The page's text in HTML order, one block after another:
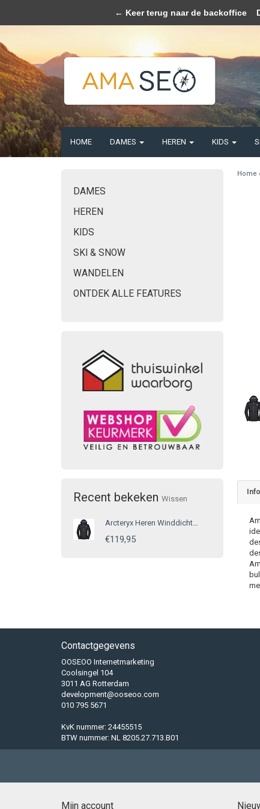
HOME DAMES HEREN KIDS
DAMES
HEREN
KIDS
SKI & SNOW
WANDELEN
ONTDEK ALLE FEATURES
Recent bekeken Wissen
Arcteryx Heren Winddichte Herenjas Zwart
€119,95
Home
Contactgegevens
OOSEOO Internetmarketing
Coolsingel 104
3011 AG Rotterdam
development@ooseoo.com
010 795 5671
KvK nummer: 24455515
BTW nummer: NL 8205.27.713.B01
Mijn account
Wij slaan
← Keer terug naar de backoffice